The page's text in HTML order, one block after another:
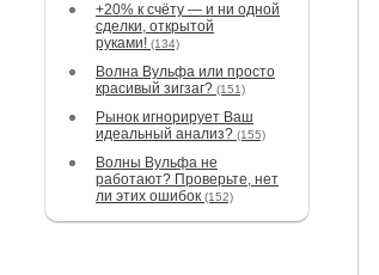
+20% к счёту — и ни одной
сделки, открытой
руками! (134)
Волна Вульфа или просто
красивый зигзаг? (151)
Рынок игнорирует Ваш
идеальный анализ? (155)
Волны Вульфа не
работают? Проверьте, нет
ли этих ошибок (152)